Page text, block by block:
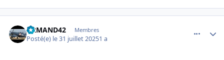
ARMAND42 Membres
Posté(e) le 31 juillet 20251 a